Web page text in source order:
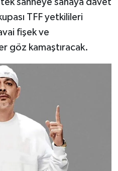
TFF yetkilileri
fişek ve
göz kamaştıracak.